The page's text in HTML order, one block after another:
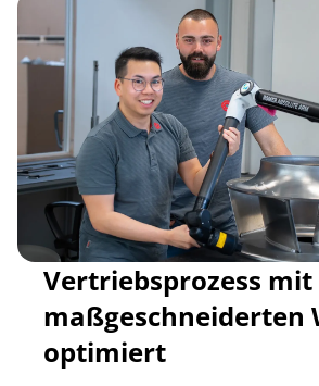
Vertriebsprozess mit
maßgeschneiderten
optimiert